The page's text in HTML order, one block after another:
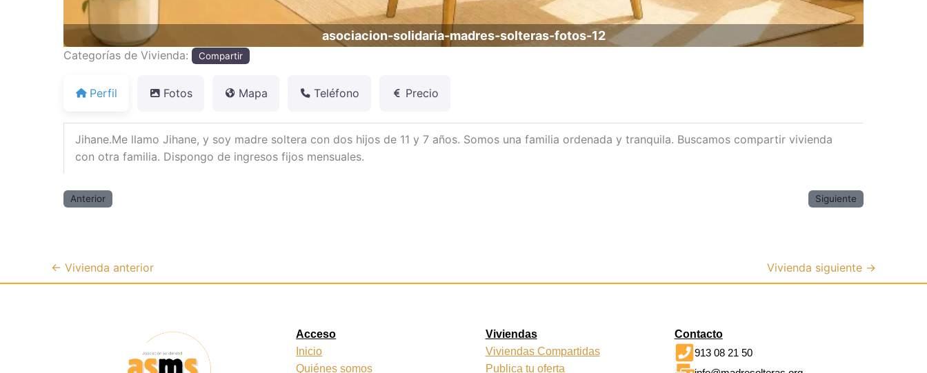
asociacion-solidaria-madres-solteras-fotos-12
Categorías de Vivienda: Compartir
Perfil Fotos Mapa Teléfono Precio
Jihane.Me llamo Jihane, y soy madre soltera con dos hijos de 11 y 7 años. Somos una familia ordenada y tranquila. Buscamos compartir vivienda
con otra familia. Dispongo de ingresos fijos mensuales.
Anterior Siguiente
← Vivienda anterior Vivienda siguiente →
Acceso
Inicio
Quiénes somos
Viviendas
Viviendas Compartidas
Publica tu oferta
Contacto
913 08 21 50